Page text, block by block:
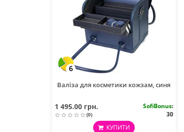
6
Валіза для косметики кожзам, синя
1 495.00 грн.
(0)
SofiBonus:
30
КУПИТИ